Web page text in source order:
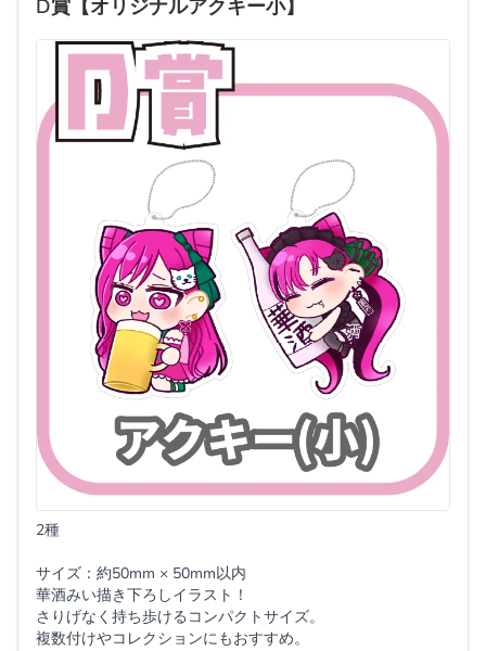
D賞【オリジナルアクキー小】
2種
サイズ：約50mm × 50mm以内
華酒みい描き下ろしイラスト！
さりげなく持ち歩けるコンパクトサイズ。
複数付けやコレクションにもおすすめ。